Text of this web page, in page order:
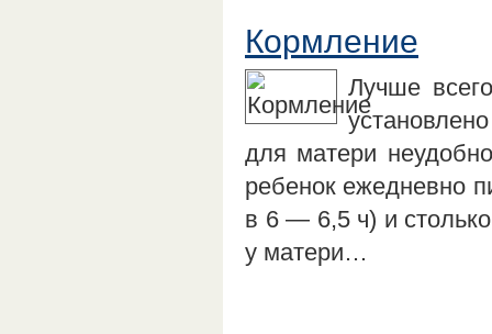
Кормление
Лучше
для матери
ребенок ежедневно
в 6 — 6,5 ч) и
у матери…